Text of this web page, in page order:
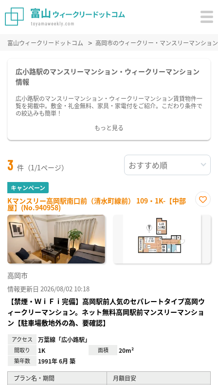
富山ウィークリードットコム 高岡市のウィークリー・マンスリーマンショ
広小路駅のマンスリーマンション・ウィークリーマンション
情報
広小路駅のマンスリーマンション・ウィークリーマンション賃貸物件一
覧を掲載中。敷金・礼金無料、家具・家電付をご紹介。こだわり条件で
の絞込みも簡単！
もっと見る
3 件（1/1ページ）
キャンペーン
Kマンスリー高岡駅南口前（清水町線前） 109・1K-【中部
屋】(No.940958)
に入
高岡市
情報更新日 2026/08/02 10:18
【禁煙・ＷｉＦｉ完備】高岡駅前人気のセパレートタイプ高岡ウ
ィークリーマンション。ネット無料高岡駅前マンスリーマンショ
ン【駐車場敷地外の為、要確認】
アクセス 万葉線「広小路駅」
間取り 1K 面積 20m²
築年数 1991年 6月 築
プラン名・期間 月額目安